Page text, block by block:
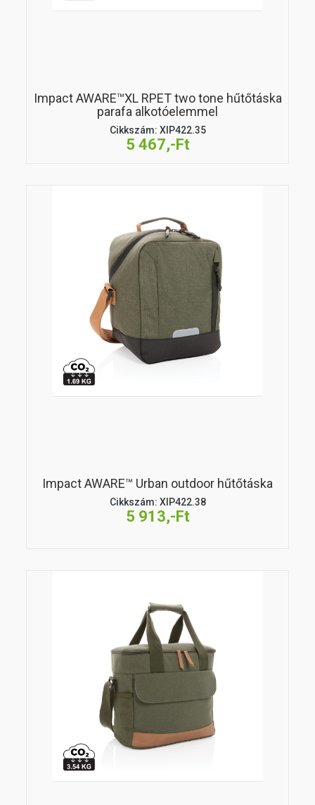
Impact AWARE™XL RPET two tone hűtőtáska
parafa alkotóelemmel
Cikkszám: XIP422.35
5 467,-Ft
Impact AWARE™ Urban outdoor hűtőtáska
Cikkszám: XIP422.38
5 913,-Ft